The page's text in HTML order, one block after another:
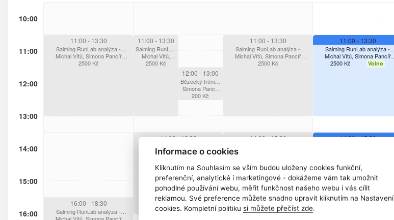
Informace o cookies
Kliknutím na Souhlasím se vším budou uloženy cookies funkční,
preferenční, analytické i marketingové - dokážeme vám tak umožnit
pohodlné používání webu, měřit funkčnost našeho webu i vás cílit
reklamou. Své preference můžete snadno upravit kliknutím na Nastavení
cookies. Kompletní politiku si můžete přečíst zde.
10:00
11:00
12:00
13:00
14:00
15:00
16:00
11:00 - 13:30
Salming RunLab analýza -
VŠECHNY varianty
Michal Vítů, Simona Pancíř
Švarcová
2500 Kč
16:00 - 18:30
Salming RunLab analýza -
11:00 - 13:30
Salming RunLab
analýza -
VŠECHNY
Michal Vítů,
Simona Pancíř
2500 Kč
14:00- 16:30
Salming RunLab analýza -
VŠECHNY varianty
Michal Vítů, Simona Pancíř
12:00 - 13:00
Běžecký trénink
pro začátečníky
Simona Pancíř
Švarcová
200 Kč
11:00 - 13:30
Salming RunLab analýza -
VŠECHNY varianty
Michal Vítů, Simona Pancíř
Švarcová
2500 Kč
14:00- 15:30
Michal Vítů, Simona Pancíř
16:00- 18:30
Salming RunLab analýza -
11:00 - 13:30
Salming RunLab analýza -
VŠECHNY varianty
Michal Vítů, Simona Pancíř
Švarcová
2500Kč Volno
14:00- 15:30
16:00- 18:30